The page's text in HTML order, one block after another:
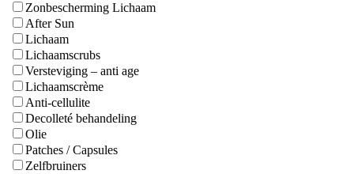
Zonbescherming Lichaam
After Sun
Lichaam
Lichaamscrubs
Versteviging – anti age
Lichaamscrème
Anti-cellulite
Decolleté behandeling
Olie
Patches / Capsules
Zelfbruiners